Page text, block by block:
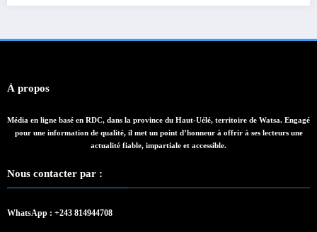
À propos
Média en ligne basé en RDC, dans la province du Haut-Uélé, territoire de Watsa. Engagé
pour une information de qualité, il met un point d’honneur à offrir à ses lecteurs une
actualité fiable, impartiale et accessible.
Nous contacter par :
WhatsApp : +243 814944708